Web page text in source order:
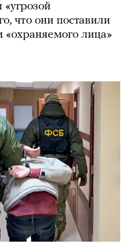
«угрозой
что они поставили
лица»